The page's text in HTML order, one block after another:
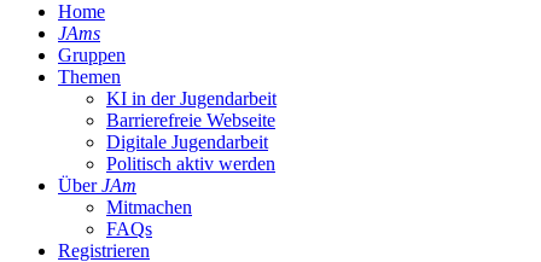
Home
JAms
Gruppen
Themen
KI in der Jugendarbeit
Barrierefreie Webseite
Digitale Jugendarbeit
Politisch aktiv werden
ÜberJAm
Mitmachen
FAQs
Registrieren